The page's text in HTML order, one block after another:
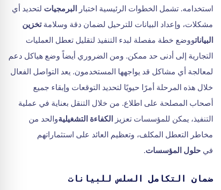
استخدامه. تشمل الخطوات الرئيسية اختبار
البرمجيات لتحديد أي
مشكلات، وإعداد البيانات للترحيل لضمان دقة وسلامةتخزين
البياناتووضع خطة مفصلة لبدء التنفيذ لتقليل تعطل العمليات
التجارية إلى أدنى حد ممكن. ومن الضروري أيضاً وضع هياكل دعم
لمعالجة أي مشاكل قد يواجهها المستخدمون. يعد التواصل الفعال
خلال هذه المرحلة أمرًا حيويًا لتحديد التوقعات وإبقاء جميع
أصحاب المصلحة على اطلاع. من خلال التنقل بعناية في عملية
التنفيذ، يمكن للمؤسسات تعزيز
الكفاءة التشغيليةوالحد من
مخاطر التعطل المكلف، وتعظيم العائد على استثماراتهم
في حلول المؤسسات.
ضمان التكامل السلس للبيانات